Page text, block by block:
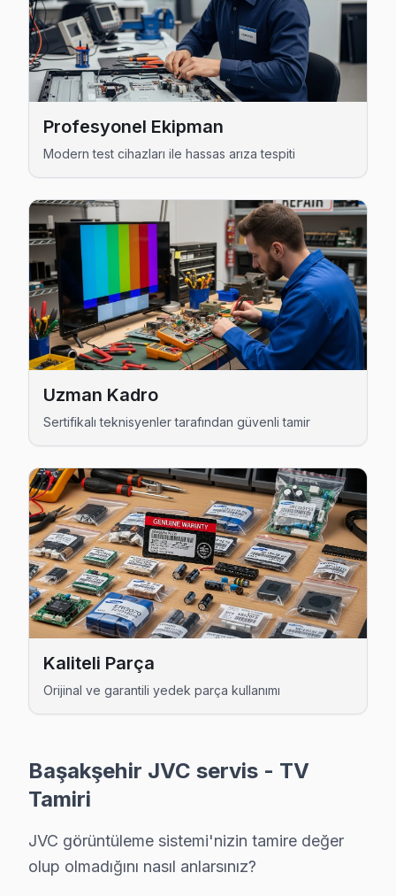
Şamlar JVC Servis
Şamlar'de JVC TV ekranında çizgi, donma ya da ses
Şamlar JVC Anakart Tamiri →
JVC marka TV'niz Ziya Gökalp'de çalışmıyorsa teknik
Başakşehir TV Servis Merkezi →
Başakşehir JVC TV Servis Hizmet Bölgesi
Başakşehir bölgesine kapıya gelen JVC TV tamir servisi
JVC Uzman Teknisyen Ekibi — Başakşehir
Cenk D. — JVC Servis Uzmanı
· Orijinal ve OEM yedek parça tedarikçisi
· 2010'dan günümüze tüm JVC modelleri
Başakşehir Servis İstatistikleri
· Başakşehir'de570+JVC TV tamiri
Profesyonel Ekipman
Modern test cihazları ile hassas arıza tespiti
Uzman Kadro
Sertifikalı teknisyenler tarafından güvenli tamir
Kaliteli Parça
Orijinal ve garantili yedek parça kullanımı
Başakşehir JVC servis - TV
Tamiri
JVC görüntüleme sistemi'nizin tamire değer
olup olmadığını nasıl anlarsınız?